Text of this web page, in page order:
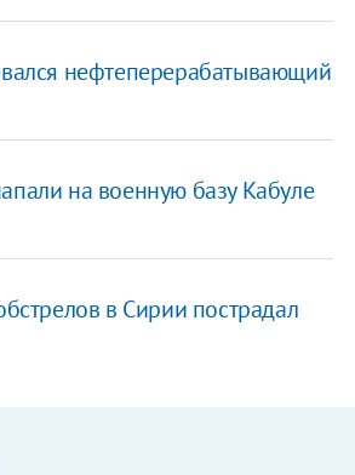
нефтеперерабатывающий
на военную базу Кабуле
в Сирии пострадал